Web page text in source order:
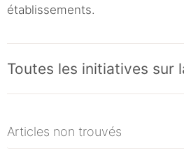
établissements.
Toutes les initiatives sur
Articles non trouvés